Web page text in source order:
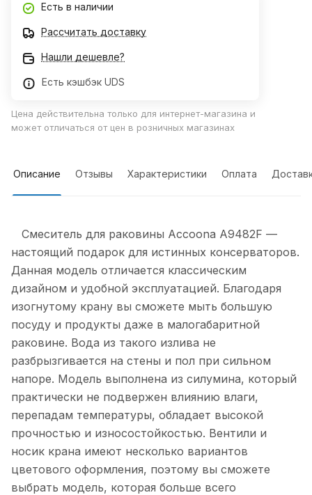
Есть в наличии
Рассчитать доставку
Нашли дешевле?
Есть кэшбэк UDS
Цена действительна только для интернет-магазина и
может отличаться от цен в розничных магазинах
Описание Отзывы Характеристики Оплата
Смеситель для раковины Accoona A9482F —
настоящий подарок для истинных консерваторов.
Данная модель отличается классическим
дизайном и удобной эксплуатацией. Благодаря
изогнутому крану вы сможете мыть большую
посуду и продукты даже в малогабаритной
раковине. Вода из такого излива не
разбрызгивается на стены и пол при сильном
напоре. Модель выполнена из силумина, который
практически не подвержен влиянию влаги,
перепадам температуры, обладает высокой
прочностью и износостойкостью. Вентили и
носик крана имеют несколько вариантов
цветового оформления, поэтому вы сможете
выбрать модель, которая больше всего